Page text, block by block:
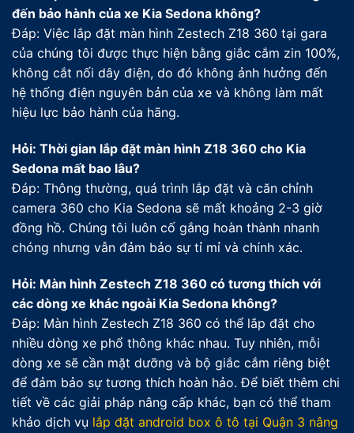
đến bảo hành của xe Kia Sedona không?
Đáp: Việc lắp đặt màn hình Zestech Z18 360 tại gara
của chúng tôi được thực hiện bằng giắc cắm zin 100%,
không cắt nối dây điện, do đó không ảnh hưởng đến
hệ thống điện nguyên bản của xe và không làm mất
hiệu lực bảo hành của hãng.
Hỏi: Thời gian lắp đặt màn hình Z18 360 cho Kia
Sedona mất bao lâu?
Đáp: Thông thường, quá trình lắp đặt và căn chỉnh
camera 360 cho Kia Sedona sẽ mất khoảng 2-3 giờ
đồng hồ. Chúng tôi luôn cố gắng hoàn thành nhanh
chóng nhưng vẫn đảm bảo sự tỉ mỉ và chính xác.
Hỏi: Màn hình Zestech Z18 360 có tương thích với
các dòng xe khác ngoài Kia Sedona không?
Đáp: Màn hình Zestech Z18 360 có thể lắp đặt cho
nhiều dòng xe phổ thông khác nhau. Tuy nhiên, mỗi
dòng xe sẽ cần mặt dưỡng và bộ giắc cắm riêng biệt
để đảm bảo sự tương thích hoàn hảo. Để biết thêm chi
tiết về các giải pháp nâng cấp khác, bạn có thể tham
khảo dịch vụ lắp đặt android box ô tô tại Quận 3 nâng